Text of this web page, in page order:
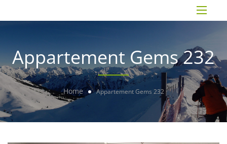
Appartement Gems 232
Home Appartement Gems 232